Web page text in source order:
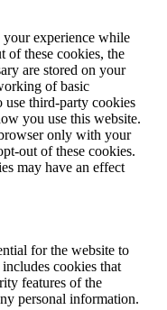
experience while
of these cookies, the
are stored on your
of basic
use third-party cookies
you use this website.
only with your
out of these cookies.
may have an effect
for the website to
cookies that
features of the
personal information.